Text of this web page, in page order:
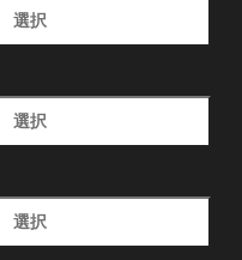
選択
選択
選択